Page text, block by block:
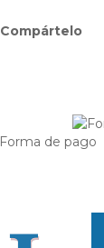
Compártelo